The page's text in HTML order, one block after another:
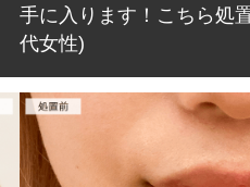
手に入ります！こちら処
代女性)